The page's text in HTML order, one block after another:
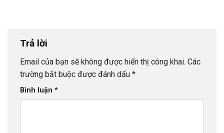
Trả lời
Email của bạn sẽ không được hiển thị công khai. Các
trường bắt buộc được đánh dấu *
Bình luận *